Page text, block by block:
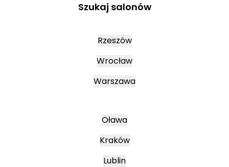
Szukaj salonów
Rzeszów
Wrocław
Warszawa
Oława
Kraków
Lublin